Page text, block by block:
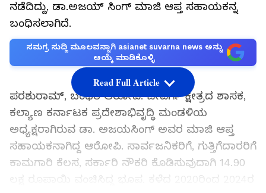
ನಡೆದಿದ್ದು, ಡಾ.ಅಜಯ್‌ ಸಿಂಗ್ ಮಾಜಿ ಆಪ್ತ ಸಹಾಯಕನ್ನ
ಬಂಧಿಸಲಾಗಿದೆ.
ಸಮಗ್ರ ಸುದ್ದಿ ಮೂಲವನ್ನಾಗಿ asianet suvarna news ಅನ್ನು
ಆಯ್ಕೆ ಮಾಡಿಕೊಳ್ಳಿ
ಪರಶುರಾಮ್, ಬಂಧಿತ ಆರೋಪಿ. ಜೇವರ್ಗಿ ಕ್ಷೇತ್ರದ ಶಾಸಕ,
ಕಲ್ಯಾಣ ಕರ್ನಾಟಕ ಪ್ರದೇಶಾಭಿವೃದ್ಧಿ ಮಂಡಳಿಯ
ಅಧ್ಯಕ್ಷರಾಗಿರುವ ಡಾ. ಅಜಯಸಿಂಗ್ ಅವರ ಮಾಜಿ ಆಪ್ತ
ಸಹಾಯಕನಾಗಿದ್ದ ಆರೋಪಿ. ಸಾರ್ವಜನಿಕರಿಗೆ, ಗುತ್ತಿಗೆದಾರರಿಗೆ
ಕಾಮಗಾರಿ ಕೆಲಸ, ಸರ್ಕಾರಿ ನೌಕರಿ ಕೊಡಿಸುವುದಾಗಿ 14.90
Read Full Article